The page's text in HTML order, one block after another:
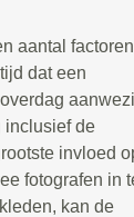
aantal factoren
dat een
inclusief de
invloed
fotografen in
kan de